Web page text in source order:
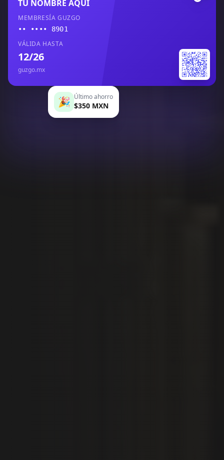
TU NOMBRE AQUÍ
MEMBRESÍA GUZGO
•• •••• 8901
VÁLIDA HASTA
12/26
guzgo.mx
🎉 Último ahorro
$350 MXN